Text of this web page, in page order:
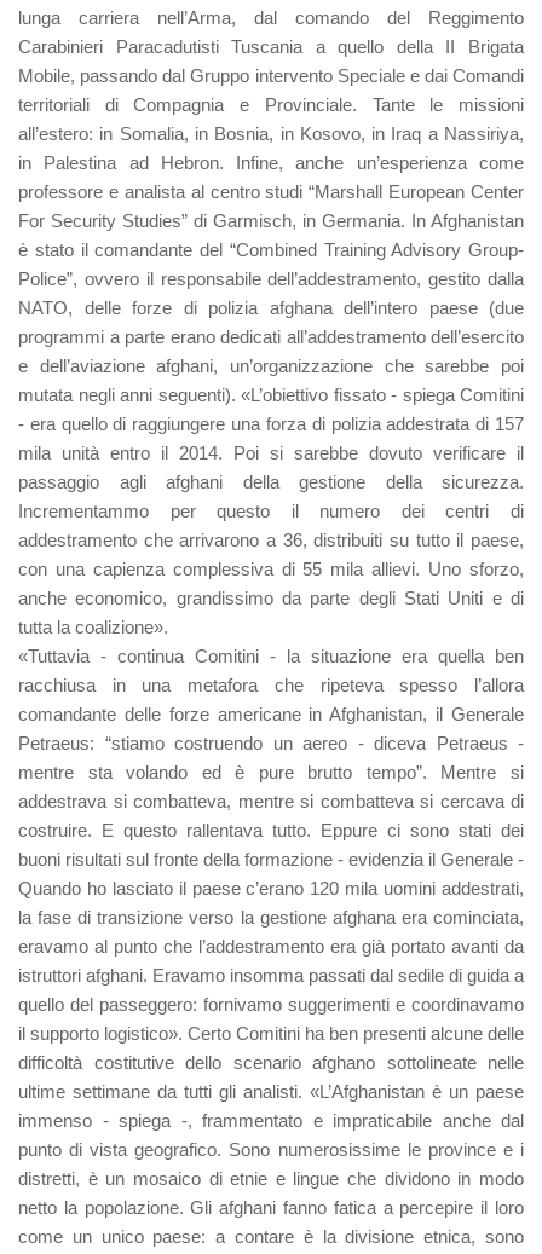
lunga carriera nell’Arma, dal comando del Reggimento
Carabinieri Paracadutisti Tuscania a quello della II Brigata
Mobile, passando dal Gruppo intervento Speciale e dai Comandi
territoriali di Compagnia e Provinciale. Tante le missioni
all’estero: in Somalia, in Bosnia, in Kosovo, in Iraq a Nassiriya,
in Palestina ad Hebron. Infine, anche un’esperienza come
professore e analista al centro studi “Marshall European Center
For Security Studies” di Garmisch, in Germania. In Afghanistan
è stato il comandante del “Combined Training Advisory Group-
Police”, ovvero il responsabile dell’addestramento, gestito dalla
NATO, delle forze di polizia afghana dell’intero paese (due
programmi a parte erano dedicati all’addestramento dell’esercito
e dell’aviazione afghani, un’organizzazione che sarebbe poi
mutata negli anni seguenti). «L’obiettivo fissato - spiega Comitini
- era quello di raggiungere una forza di polizia addestrata di 157
mila unità entro il 2014. Poi si sarebbe dovuto verificare il
passaggio agli afghani della gestione della sicurezza.
Incrementammo per questo il numero dei centri di
addestramento che arrivarono a 36, distribuiti su tutto il paese,
con una capienza complessiva di 55 mila allievi. Uno sforzo,
anche economico, grandissimo da parte degli Stati Uniti e di
tutta la coalizione».
«Tuttavia - continua Comitini - la situazione era quella ben
racchiusa in una metafora che ripeteva spesso l’allora
comandante delle forze americane in Afghanistan, il Generale
Petraeus: “stiamo costruendo un aereo - diceva Petraeus -
mentre sta volando ed è pure brutto tempo”. Mentre si
addestrava si combatteva, mentre si combatteva si cercava di
costruire. E questo rallentava tutto. Eppure ci sono stati dei
buoni risultati sul fronte della formazione - evidenzia il Generale -
Quando ho lasciato il paese c’erano 120 mila uomini addestrati,
la fase di transizione verso la gestione afghana era cominciata,
eravamo al punto che l’addestramento era già portato avanti da
istruttori afghani. Eravamo insomma passati dal sedile di guida a
quello del passeggero: fornivamo suggerimenti e coordinavamo
il supporto logistico». Certo Comitini ha ben presenti alcune delle
difficoltà costitutive dello scenario afghano sottolineate nelle
ultime settimane da tutti gli analisti. «L’Afghanistan è un paese
immenso - spiega -, frammentato e impraticabile anche dal
punto di vista geografico. Sono numerosissime le province e i
distretti, è un mosaico di etnie e lingue che dividono in modo
netto la popolazione. Gli afghani fanno fatica a percepire il loro
come un unico paese: a contare è la divisione etnica, sono